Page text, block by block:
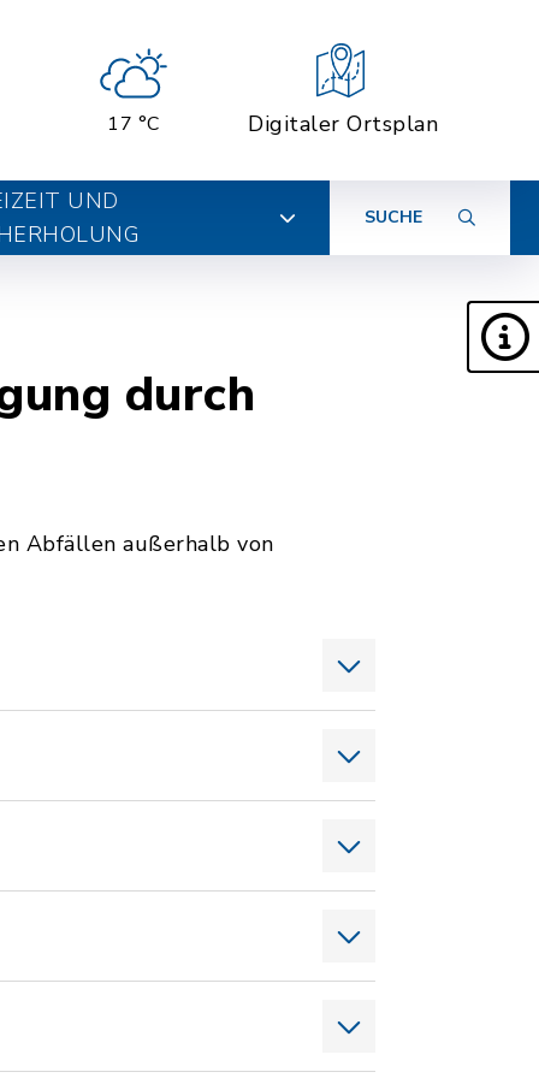
17 °C Digitaler Ortsplan
UND
SUCHE
durch
Abfällen außerhalb von